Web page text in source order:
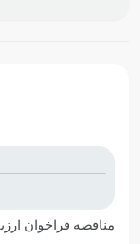
مناقصه فراخوان